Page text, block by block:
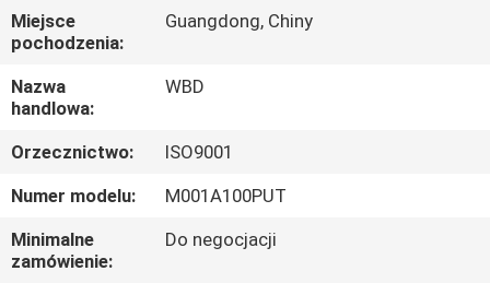
O
NAS
WYCIECZKA
PO
FABRYCE
Miejsce
pochodzenia:
Guangdong, Chiny
Nazwa
handlowa:
WBD
Orzecznictwo:
ISO9001
Numer modelu:
M001A100PUT
Minimalne
zamówienie:
Do negocjacji